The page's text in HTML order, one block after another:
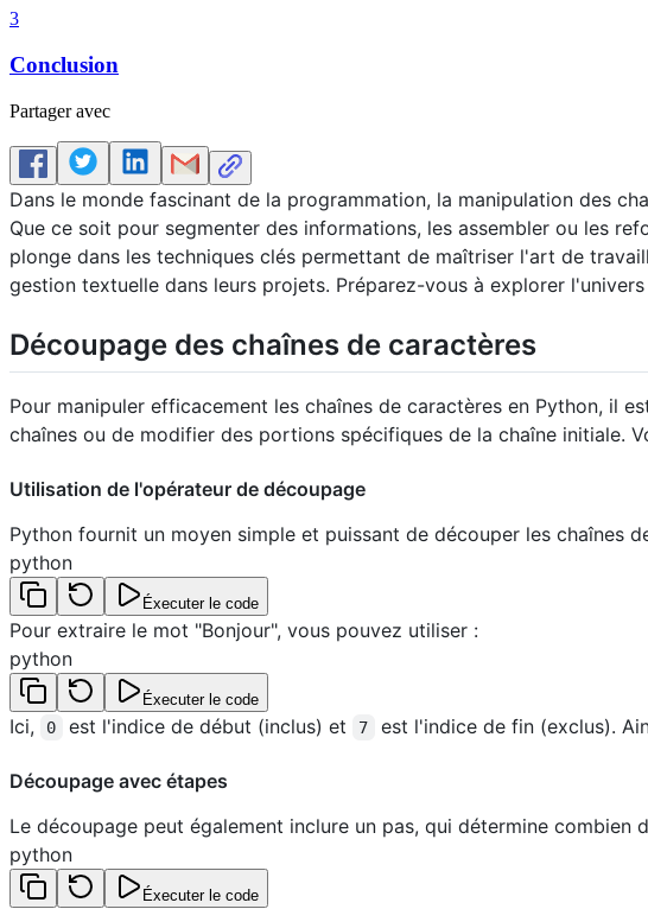
3
Conclusion
Partager avec
Dans le monde fascinant de la programmation, la manipulation des
Que ce soit pour segmenter des informations, les assembler ou les
plonge dans les techniques clés permettant de maîtriser l'art de
gestion textuelle dans leurs projets. Préparez-vous à explorer
Découpage des chaînes de caractères
Pour manipuler efficacement les chaînes de caractères en Python, il
chaînes ou de modifier des portions spécifiques de la chaîne initiale.
Utilisation de l'opérateur de découpage
Python fournit un moyen simple et puissant de découper les chaînes
python
Éxecuter le code
Pour extraire le mot "Bonjour", vous pouvez utiliser :
python
Éxecuter le code
Ici, 0 est l'indice de début (inclus) et 7 est l'indice de fin (exclus).
Découpage avec étapes
Le découpage peut également inclure un pas, qui détermine
python
Éxecuter le code